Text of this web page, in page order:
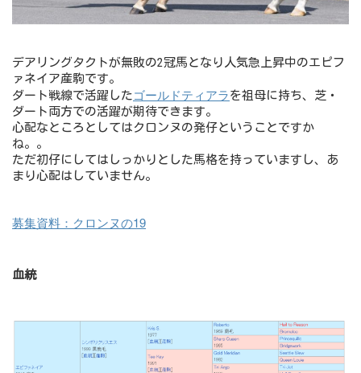
デアリングタクトが無敗の2冠馬となり人気急上昇中のエピフ
ァネイア産駒です。
ダート戦線で活躍した ゴールドティアラ を祖母に持ち、芝・
ダート両方での活躍が期待できます。
心配なところとしてはクロンヌの発仔ということですか
ね。。
ただ初仔にしてはしっかりとした馬格を持っていますし、あ
まり心配はしていません。
募集資料：クロンヌの19
血統